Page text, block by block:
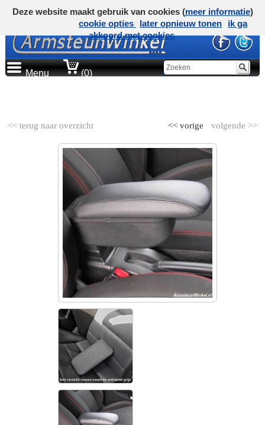
Menu (0)
<< terug naar overzicht volgende >>
<< vorige
Deze website maakt gebruik van cookies (meer informatie)
cookie opties
later opnieuw tonen
ik ga
akkoord met cookies